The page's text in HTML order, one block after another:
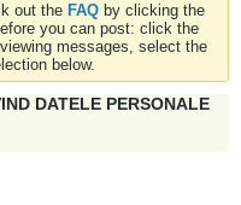
out the FAQ by clicking the
you can post: click the
messages, select the
below.
DATELE PERSONALE